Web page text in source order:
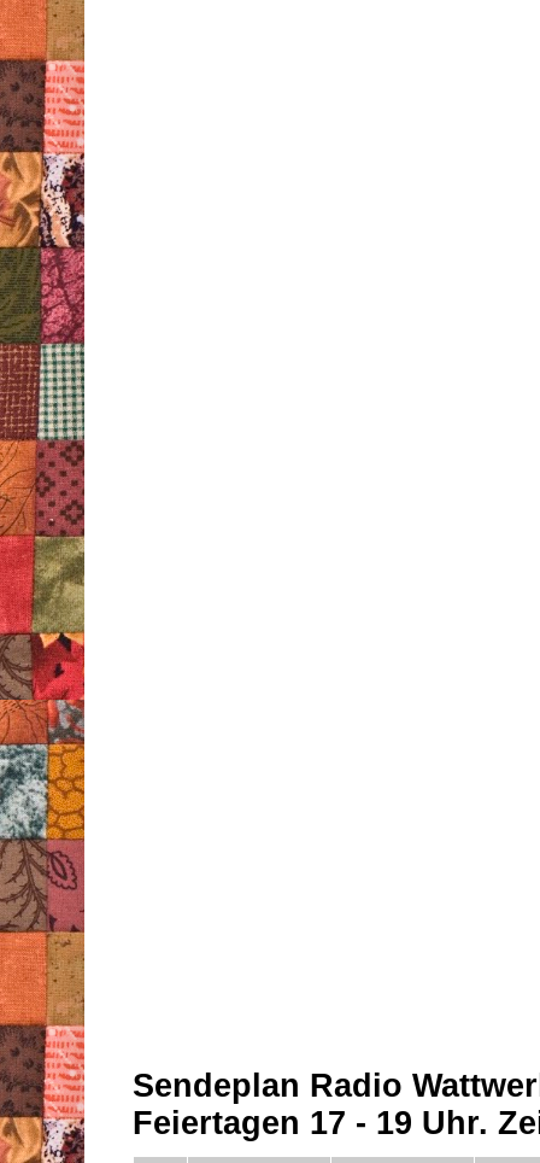
Sendeplan Radio
Feiertagen 17 - 19 Uhr.